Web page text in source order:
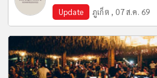
Update ภูเก็ต , 07 ส.ค. 69